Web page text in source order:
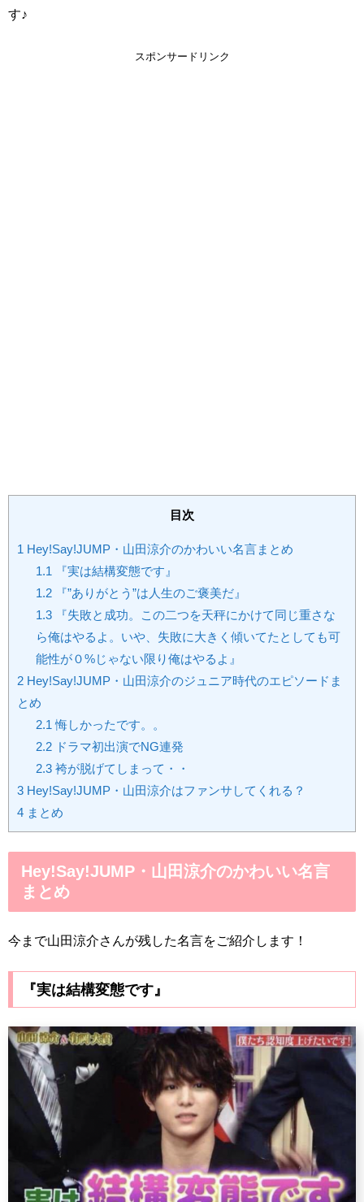
す♪
スポンサードリンク
目次
1 Hey!Say!JUMP・山田涼介のかわいい名言まとめ
1.1 『実は結構変態です』
1.2『”ありがとう”は人生のご褒美だ』
1.3『失敗と成功。この二つを天秤にかけて同じ重さな
ら俺はやるよ。いや、失敗に大きく傾いてたとしても可
能性が０%じゃない限り俺はやるよ』
2 Hey!Say!JUMP・山田涼介のジュニア時代のエピソードま
とめ
2.1 悔しかったです。。
2.2ドラマ初出演でNG連発
2.3袴が脱げてしまって・・
3 Hey!Say!JUMP・山田涼介はファンサしてくれる？
4 まとめ
Hey!Say!JUMP・山田涼介のかわいい名言
まとめ
今まで山田涼介さんが残した名言をご紹介します！
『実は結構変態です』